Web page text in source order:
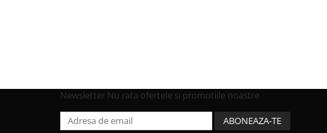
Newsletter Nu rata ofertele si promotiile noastre